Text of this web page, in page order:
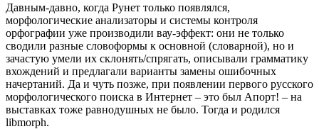
Давным-давно, когда Рунет только появлялся,
морфологические анализаторы и системы контроля
орфографии уже производили вау-эффект: они не только
сводили разные словоформы к основной (словарной), но и
зачастую умели их склонять/спрягать, описывали грамматику
вхождений и предлагали варианты замены ошибочных
начертаний. Да и чуть позже, при появлении первого русского
морфологического поиска в Интернет – это был Апорт! – на
выставках тоже равнодушных не было. Тогда и родился
libmorph.